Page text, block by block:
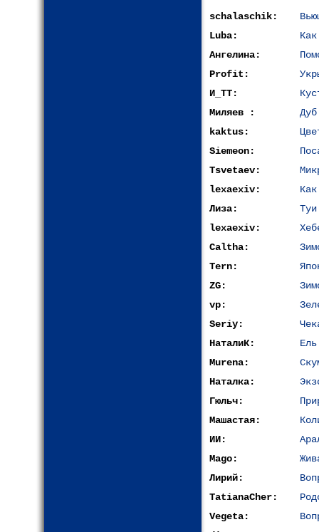
schalaschik:
Luba:
Ангелина:
Profit:
И_ТТ:
Миляев :
kaktus:
Siemeon:
Tsvetaev:
lexaexiv:
Лиза:
lexaexiv:
Caltha:
Tern:
ZG:
vp:
Seriy:
НаталиК:
Murena:
Наталка:
Гюльч:
Машастая:
ИИ:
Mago:
Лирий:
TatianaCher:
Vegeta: